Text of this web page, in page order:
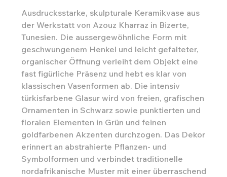
Ausdrucksstarke, skulpturale Keramikvase aus
der Werkstatt von Azouz Kharraz in Bizerte,
Tunesien. Die aussergewöhnliche Form mit
geschwungenem Henkel und leicht gefalteter,
organischer Öffnung verleiht dem Objekt eine
fast figürliche Präsenz und hebt es klar von
klassischen Vasenformen ab. Die intensiv
türkisfarbene Glasur wird von freien, grafischen
Ornamenten in Schwarz sowie punktierten und
floralen Elementen in Grün und feinen
goldfarbenen Akzenten durchzogen. Das Dekor
erinnert an abstrahierte Pflanzen- und
Symbolformen und verbindet traditionelle
nordafrikanische Muster mit einer überraschend